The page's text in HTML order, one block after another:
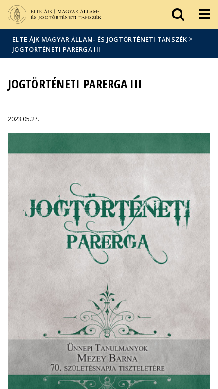
Hírek
Események
ELTE a
sajtóban
ELTE ÁJK MAGYAR ÁLLAM- ÉS JOGTÖRTÉNETI TANSZÉK >
JOGTÖRTÉNETI PARERGA III
JOGTÖRTÉNETI PARERGA III
2023.05.27.